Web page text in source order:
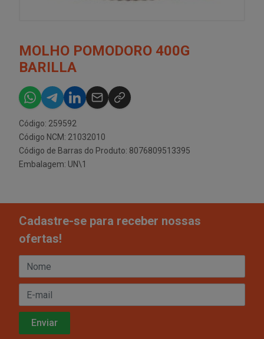
MOLHO POMODORO 400G
BARILLA
Código: 259592
Código NCM: 21032010
Código de Barras do Produto: 8076809513395
Embalagem: UN\1
Cadastre-se para receber nossas
ofertas!